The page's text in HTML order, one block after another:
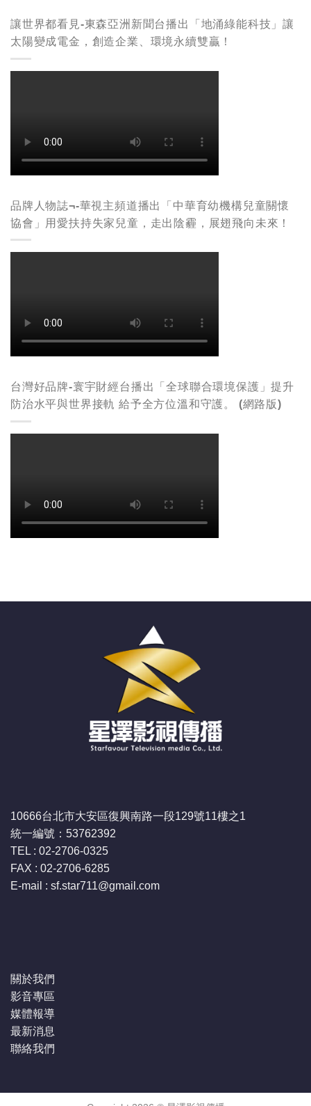
讓世界都看見-東森亞洲新聞台播出「地涌綠能科技」讓
太陽變成電金，創造企業、環境永續雙贏！
品牌人物誌¬-華視主頻道播出「中華育幼機構兒童關懷
協會」用愛扶持失家兒童，走出陰霾，展翅飛向未來！
台灣好品牌-寰宇財經台播出「全球聯合環境保護」提升
防治水平與世界接軌 給予全方位溫和守護。 (網路版)
10666台北市大安區復興南路一段129號11樓之1
統一編號：53762392
TEL : 02-2706-0325
FAX : 02-2706-6285
E-mail : sf.star711@gmail.com
關於我們
影音專區
媒體報導
最新消息
聯絡我們